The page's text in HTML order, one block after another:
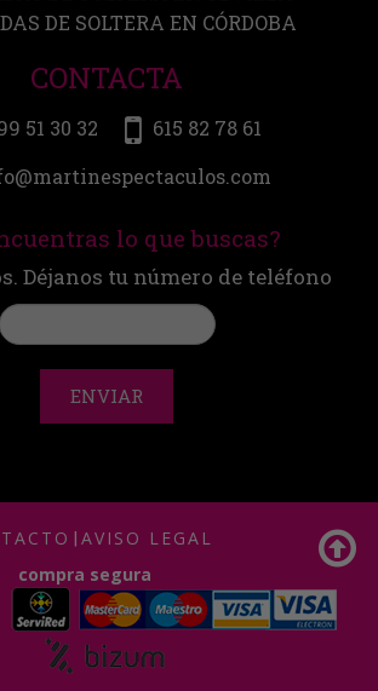
DE SOLTERA EN CÓRDOBA
CONTACTA
51 30 32
615 82 78 61
lo que buscas?
Déjanos tu número de teléfono
ENVIAR
| AVISO LEGAL
compra segura